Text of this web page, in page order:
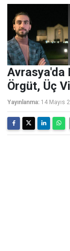
Avrasya'da
Örgüt, Üç
Yayınlanma: 14 Mayıs